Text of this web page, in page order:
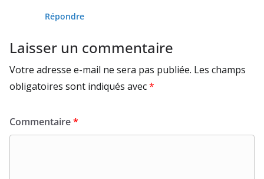
Répondre
Laisser un commentaire
Votre adresse e-mail ne sera pas publiée. Les champs
obligatoires sont indiqués avec*
Commentaire*